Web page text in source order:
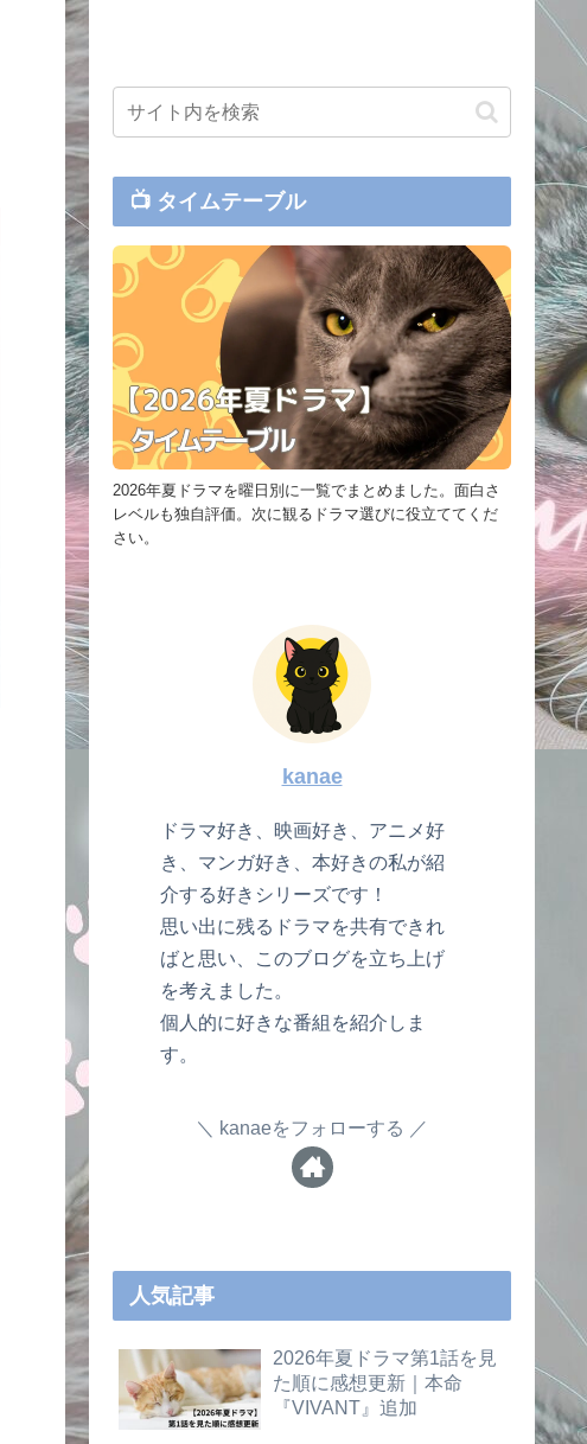
📺 タイムテーブル
2026年夏ドラマを曜日別に一覧でまとめました。面白さ
レベルも独自評価。次に観るドラマ選びに役立ててくだ
さい。
kanae
ドラマ好き、映画好き、アニメ好
き、マンガ好き、本好きの私が紹
介する好きシリーズです！
思い出に残るドラマを共有できれ
ばと思い、このブログを立ち上げ
を考えました。
個人的に好きな番組を紹介しま
す。
kanaeをフォローする
人気記事
2026年夏ドラマ第1話を見
た順に感想更新｜本命
『VIVANT』追加